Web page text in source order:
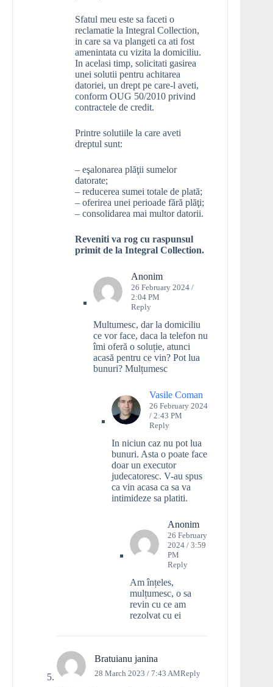
Sfatul meu este sa faceti o
reclamatie la Integral Collection,
in care sa va plangeti ca ati fost
amenintata cu vizita la domiciliu.
In acelasi timp, solicitati gasirea
unei solutii pentru achitarea
datoriei, un drept pe care-l aveti,
conform OUG 50/2010 privind
contractele de credit.
Printre solutiile la care aveti
dreptul sunt:
– eşalonarea plăţii sumelor
datorate;
– reducerea sumei totale de plată;
– oferirea unei perioade fără plăţi;
– consolidarea mai multor datorii.
Reveniti va rog cu raspunsul
primit de la Integral Collection.
Anonim
26 February 2024 /
2:04 PM
Reply
Multumesc, dar la domiciliu
ce vor face, daca la telefon nu
îmi oferă o soluție, atunci
acasă pentru ce vin? Pot lua
bunuri? Mulțumesc
Vasile Coman
26 February 2024
/ 2:43 PM
Reply
In niciun caz nu pot lua
bunuri. Asta o poate face
doar un executor
judecatoresc. V-au spus
ca vin acasa ca sa va
intimideze sa platiti.
Anonim
26 February
2024 / 3:59
PM
Reply
Am înțeles,
mulțumesc, o sa
revin cu ce am
rezolvat cu ei
Bratuianu janina
28 March 2023 / 7:43 AMReply